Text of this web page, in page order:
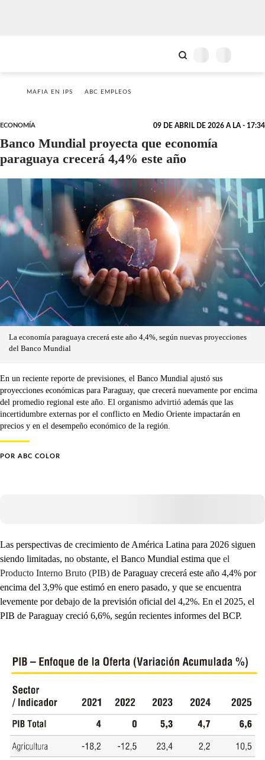
MAFIA EN IPS ABC EMPLEOS
ECONOMÍA 09 DE ABRIL DE 2026 A LA - 17:34
Banco Mundial proyecta que economía
paraguaya crecerá 4,4% este año
La economía paraguaya crecerá este año 4,4%, según nuevas proyecciones
del Banco Mundial
En un reciente reporte de previsiones, el Banco Mundial ajustó sus
proyecciones económicas para Paraguay, que crecerá nuevamente por encima
del promedio regional este año. El organismo advirtió además que las
incertidumbre externas por el conflicto en Medio Oriente impactarán en
precios y en el desempeño económico de la región.
POR ABC COLOR
Las perspectivas de crecimiento de América Latina para 2026 siguen
siendo limitadas, no obstante, el Banco Mundial estima que el
Producto Interno Bruto (PIB) de Paraguay crecerá este año 4,4% por
encima del 3,9% que estimó en enero pasado, y que se encuentra
levemente por debajo de la previsión oficial del 4,2%. En el 2025, el
PIB de Paraguay creció 6,6%, según recientes informes del BCP.